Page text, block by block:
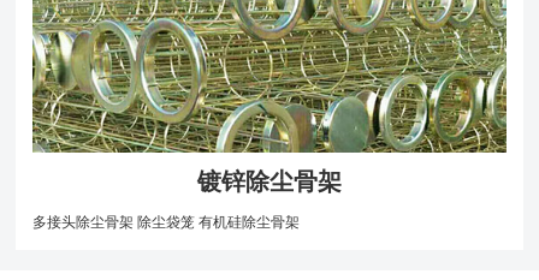
镀锌除尘骨架
多接头除尘骨架 除尘袋笼有机硅除尘骨架